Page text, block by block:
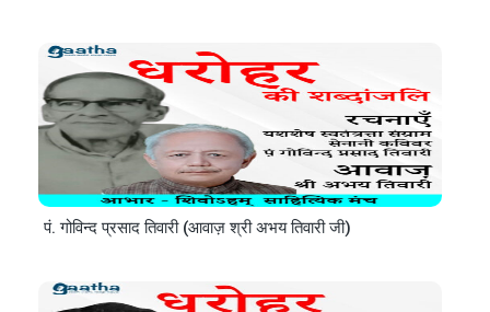
पं. गोविन्द प्रसाद तिवारी (आवाज़ श्री अभय तिवारी जी)